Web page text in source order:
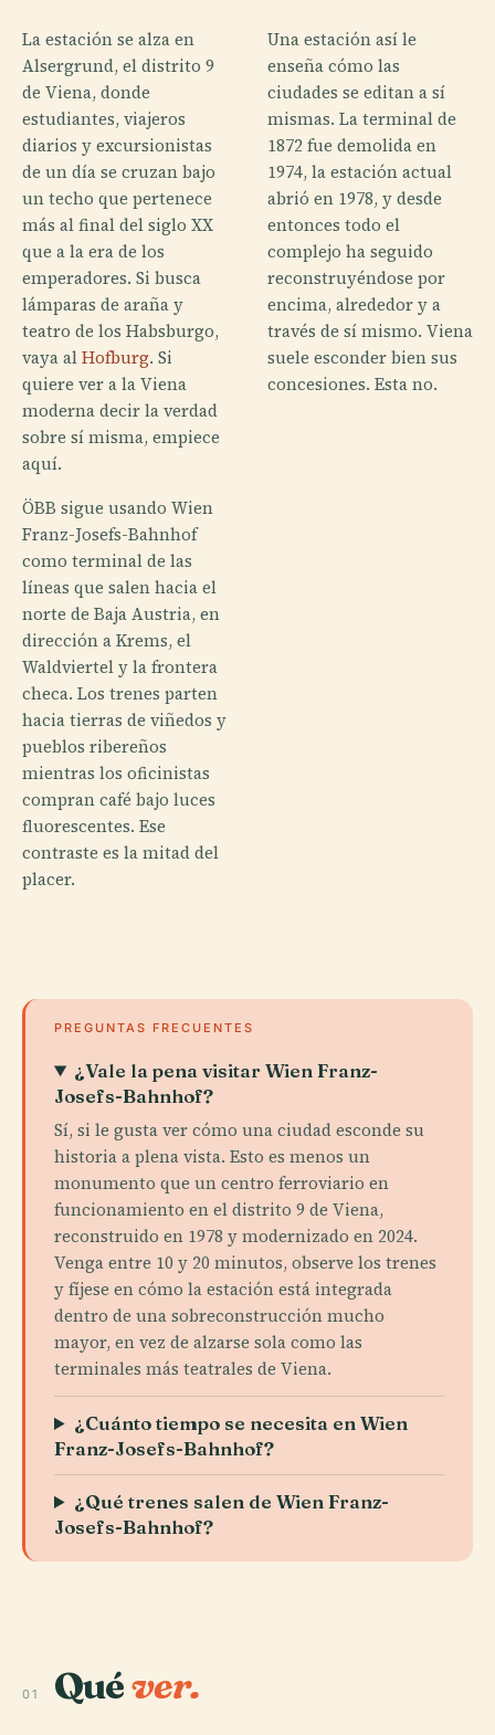
La estación se alza en
Alsergrund, el distrito 9
de Viena, donde
estudiantes, viajeros
diarios y excursionistas
de un día se cruzan bajo
un techo que pertenece
más al final del siglo XX
que a la era de los
emperadores. Si busca
lámparas de araña y
teatro de los Habsburgo,
vaya alHofburg. Si
quiere ver a la Viena
moderna decir la verdad
sobre sí misma, empiece
aquí.
ÖBB sigue usando Wien
Franz-Josefs-Bahnhof
como terminal de las
líneas que salen hacia el
norte de Baja Austria, en
dirección a Krems, el
Waldviertel y la frontera
checa. Los trenes parten
hacia tierras de viñedos y
pueblos ribereños
mientras los oficinistas
compran café bajo luces
fluorescentes. Ese
contraste es la mitad del
placer.
Una estación así le
enseña cómo las
ciudades se editan a sí
mismas. La terminal de
1872 fue demolida en
1974, la estación actual
abrió en 1978, y desde
entonces todo el
complejo ha seguido
reconstruyéndose por
encima, alrededor y a
través de sí mismo. Viena
suele esconder bien sus
concesiones. Esta no.
PREGUNTAS FRECUENTES
¿Vale la pena visitar Wien Franz-
Josefs-Bahnhof?
Sí, si le gusta ver cómo una ciudad esconde su
historia a plena vista. Esto es menos un
monumento que un centro ferroviario en
funcionamiento en el distrito 9 de Viena,
reconstruido en 1978 y modernizado en 2024.
Venga entre 10 y 20 minutos, observe los trenes
y fíjese en cómo la estación está integrada
dentro de una sobreconstrucción mucho
mayor, en vez de alzarse sola como las
terminales más teatrales de Viena.
¿Cuánto tiempo se necesita en Wien
Franz-Josefs-Bahnhof?
¿Qué trenes salen de Wien Franz-
Josefs-Bahnhof?
01 Quéver.